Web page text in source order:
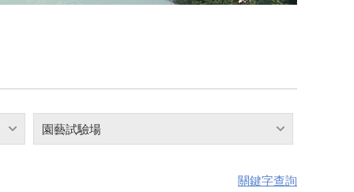
園藝試驗場
關鍵字查詢